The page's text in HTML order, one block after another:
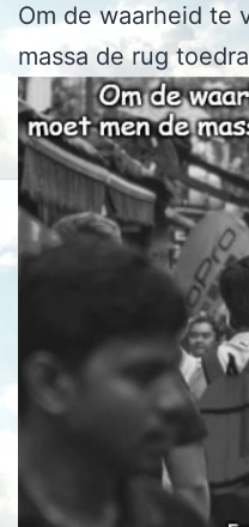
Om de waarheid te
massa de rug